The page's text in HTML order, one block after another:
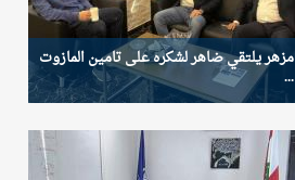
مزهر يلتقي ضاهر لشكره على تامين المازوت
...